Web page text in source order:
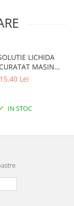
LICHIDA
MASINA
VASE 250ML
15,40 Lei
IN STOC